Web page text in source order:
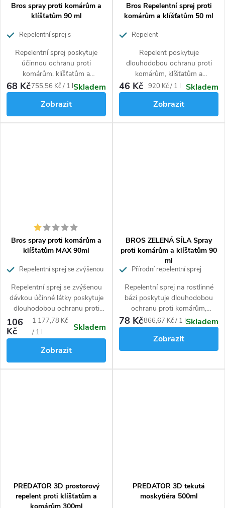
Bros spray proti komárům a
klíšťatům 90 ml
Repelentní sprej s
Repelentní sprej poskytuje
účinnou ochranu proti
komárům. klíšťatům a
muchničkám. Repelent ve spreji
umožňuje pohotové a pohodlné
použití. Může se aplikovat na
kůži i na oblečení, čímž zajišťuje
zesílenou ochranu.
68 KčMěrná
755,56 Kč / 1 lSkladem
Zobrazit
Bros Repelentní sprej proti
komárům a klíšťatům 50 ml
Repelent
Repelent poskytuje
dlouhodobou ochranu proti
komárům, klíšťatům a
muchničkám. Repelent ve spreji
umožňuje pohotové a pohodlné
použití. Může se aplikovat na
kůži i na oblečení.
46 Kč Měrná
920 Kč / 1 l
Skladem
Zobrazit
Bros spray proti komárům a
klíšťatům MAX 90ml
Repelentní sprej se zvýšenou
dlouhodobou ochranu proti
komárům, klíšťatům a mouchám.
Repelentní sprej se zvýšenou
dávkou účinné látky poskytuje
dlouhodobou ochranu proti
komárům, klíšťatům a
mouchám. Může se aplikovat
na kůži i na oblečení, čímž
zajišťuje zesílenou ochranu.
106
Kč
Měrná
cena:
1 177,78 Kč
/ 1 l
Skladem
Zobrazit
BROS ZELENÁ SÍLA Spray
proti komárům a klíšťatům 90
ml
Přírodní repelentní sprej
Repelentní sprej na rostlinné
bázi poskytuje dlouhodobou
ochranu proti komárům,
klíšťatům a černým muškám.
Neobsahuje DEET
78 KčMěrná
866,67 Kč / 1 lSkladem
Zobrazit
PREDATOR 3D prostorový
repelent proti klíšťatům a
PREDATOR 3D tekutá
moskytiéra 500ml